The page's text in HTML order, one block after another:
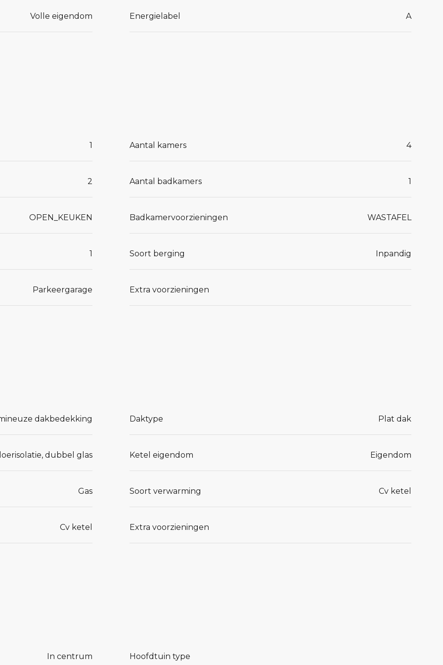
royale
De
en
gaat om
over
Volle eigendom Energielabel A
1 Aantal kamers 4
2 Aantal badkamers 1
OPEN_KEUKEN Badkamervoorzieningen WASTAFEL
1 Soort berging Inpandig
Parkeergarage Extra voorzieningen
dakbedekking Daktype Plat dak
dubbel glas Ketel eigendom Eigendom
Gas Soort verwarming Cv ketel
Cv ketel Extra voorzieningen
In centrum Hoofdtuin type